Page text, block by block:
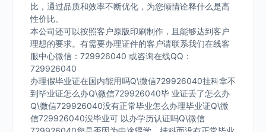
比，通过品质和效率不断优化，为您倾情诠释什么是高
性价比。
本公司还可以按照客户原版印刷制作，且能够达到客户
理想的要求。有需要办理证件的客户请联系我们在线客
服中心微信：729926040 或咨询在线QQ：
729926040
办理假毕业证在国内能用吗Q\微信729926040挂科拿不
到毕业证怎么办Q\微信729926040毕 业证丢了怎么办
Q\微信729926040没有正常毕业怎么办理毕业证Q\微
信729926040没毕业可 以办学历认证吗Q\微信